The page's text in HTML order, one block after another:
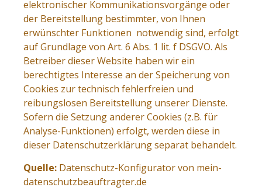
elektronischer Kommunikationsvorgänge oder
der Bereitstellung bestimmter, von Ihnen
erwünschter Funktionen notwendig sind, erfolgt
auf Grundlage von Art. 6 Abs. 1 lit. f DSGVO. Als
Betreiber dieser Website haben wir ein
berechtigtes Interesse an der Speicherung von
Cookies zur technisch fehlerfreien und
reibungslosen Bereitstellung unserer Dienste.
Sofern die Setzung anderer Cookies (z.B. für
Analyse-Funktionen) erfolgt, werden diese in
dieser Datenschutzerklärung separat behandelt.
Quelle: Datenschutz-Konfigurator von mein-
datenschutzbeauftragter.de